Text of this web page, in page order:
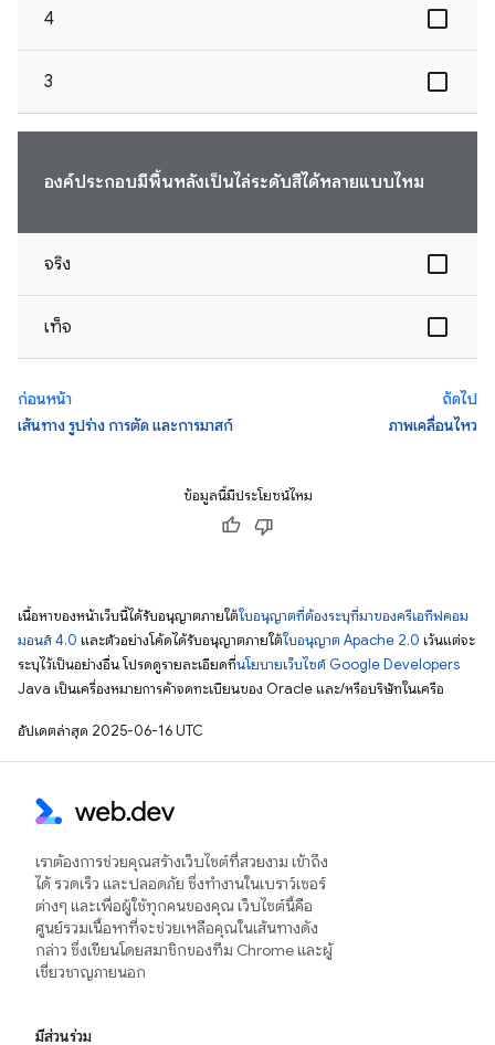
4
3
องค์ประกอบมีพื้นหลังเป็นไล่ระดับสีได้หลายแบบไหม
จริง
เท็จ
ก่อนหน้า
เส้นทาง รูปร่าง การตัด และการมาสก์
ถัดไป
ภาพเคลื่อนไหว
ข้อมูลนี้มีประโยชน์ไหม
เนื้อหาของหน้าเว็บนี้ได้รับอนุญาตภายใต้ใบอนุญาตที่ต้องระบุที่มาของครีเอทีฟคอม
มอนส์ 4.0 และตัวอย่างโค้ดได้รับอนุญาตภายใต้ใบอนุญาต Apache 2.0 เว้นแต่จะ
ระบุไว้เป็นอย่างอื่น โปรดดูรายละเอียดที่นโยบายเว็บไซต์ Google Developers
Java เป็นเครื่องหมายการค้าจดทะเบียนของ Oracle และ/หรือบริษัทในเครือ
อัปเดตล่าสุด 2025-06-16 UTC
เราต้องการช่วยคุณสร้างเว็บไซต์ที่สวยงาม เข้าถึง
ได้ รวดเร็ว และปลอดภัย ซึ่งทำงานในเบราว์เซอร์
ต่างๆ และเพื่อผู้ใช้ทุกคนของคุณ เว็บไซต์นี้คือ
ศูนย์รวมเนื้อหาที่จะช่วยเหลือคุณในเส้นทางดัง
กล่าว ซึ่งเขียนโดยสมาชิกของทีม Chrome และผู้
เชี่ยวชาญภายนอก
มีส่วนร่วม